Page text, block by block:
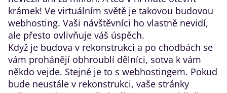
krámek! Ve virtuálním světě je takovou budovou
webhosting. Vaši návštěvníci ho vlastně nevidí,
ale přesto ovlivňuje váš úspěch.
Když je budova v rekonstrukci a po chodbách se
vám prohánějí obhroublí dělníci, sotva k vám
někdo vejde. Stejné je to s webhostingem. Pokud
bude neustále v rekonstrukci, vaše stránky